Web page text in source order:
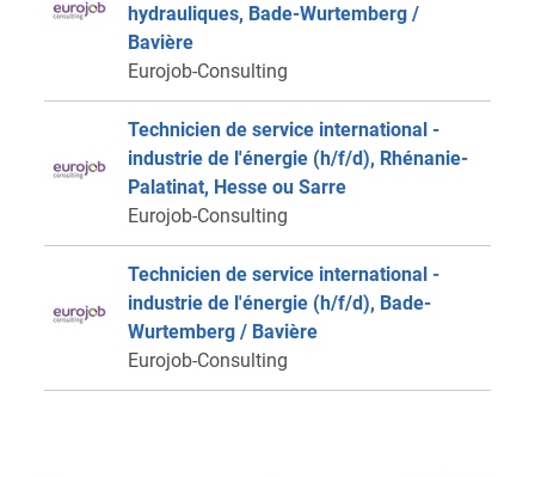
hydrauliques, Bade-Wurtemberg /
Bavière
Eurojob-Consulting
Technicien de service international -
industrie de l'énergie (h/f/d), Rhénanie-
Palatinat, Hesse ou Sarre
Eurojob-Consulting
Technicien de service international -
industrie de l'énergie (h/f/d), Bade-
Wurtemberg / Bavière
Eurojob-Consulting